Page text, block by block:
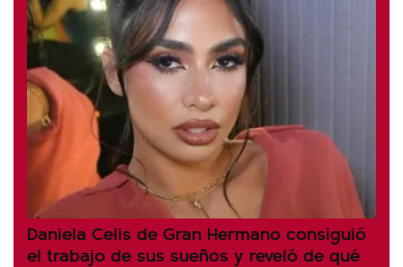
Daniela Celis de Gran Hermano consiguió
el trabajo de sus sueños y reveló de qué